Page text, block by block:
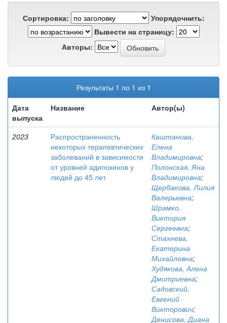
Сортировка:
Упорядочнить:
Вывести на страницу:
Авторы:
Результаты 1 по 1 из 1
Дата
выпуска
Название Автор(ы)
2023
Распространенность
некоторых терапевтических
заболеваний в зависимости
от уровней адипокинов у
людей до 45 лет
Каштанова,
Елена
Владимировна;
Полонская, Яна
Владимировна;
Щербакова, Лилия
Валерьевна;
Шрамко,
Виктория
Сергеевна;
Стахнева,
Екатерина
Михайловна;
Худякова, Алена
Дмитриевна;
Садовский,
Евгений
Викторович;
Денисова, Диана